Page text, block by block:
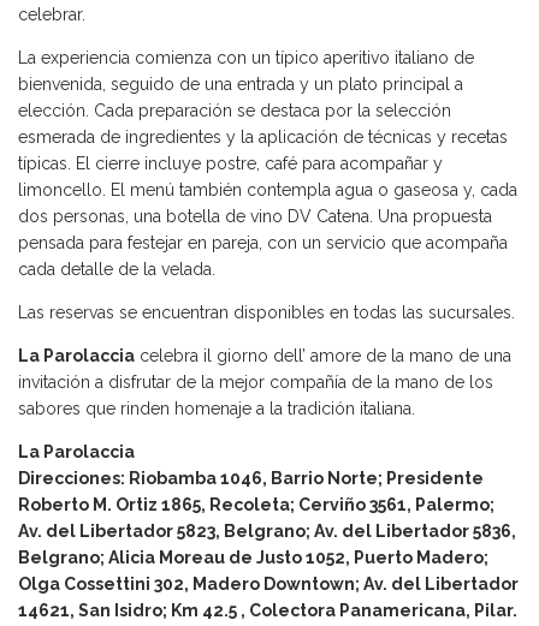
celebrar.
La experiencia comienza con un típico aperitivo italiano de
bienvenida, seguido de una entrada y un plato principal a
elección. Cada preparación se destaca por la selección
esmerada de ingredientes y la aplicación de técnicas y recetas
típicas. El cierre incluye postre, café para acompañar y
limoncello. El menú también contempla agua o gaseosa y, cada
dos personas, una botella de vino DV Catena. Una propuesta
pensada para festejar en pareja, con un servicio que acompaña
cada detalle de la velada.
Las reservas se encuentran disponibles en todas las sucursales.
La Parolaccia celebra il giorno dell’ amore de la mano de una
invitación a disfrutar de la mejor compañía de la mano de los
sabores que rinden homenaje a la tradición italiana.
La Parolaccia
Direcciones: Riobamba 1046, Barrio Norte; Presidente
Roberto M. Ortiz 1865, Recoleta; Cerviño 3561, Palermo;
Av. del Libertador 5823, Belgrano; Av. del Libertador 5836,
Belgrano; Alicia Moreau de Justo 1052, Puerto Madero;
Olga Cossettini 302, Madero Downtown; Av. del Libertador
14621, San Isidro; Km 42.5 , Colectora Panamericana, Pilar.